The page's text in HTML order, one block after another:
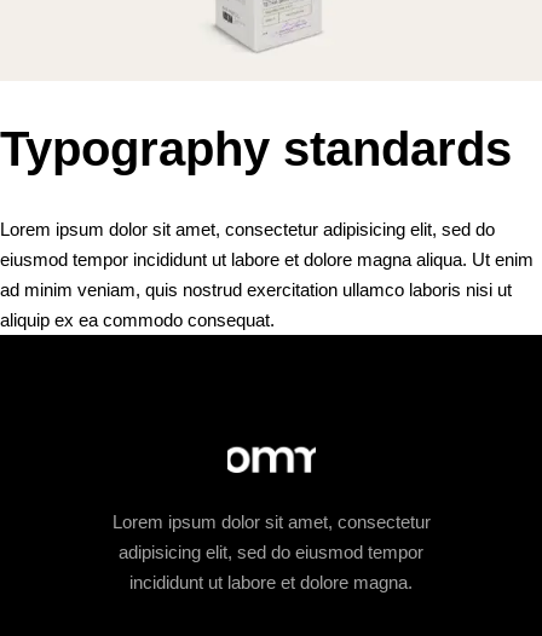
Typography standards
Lorem ipsum dolor sit amet, consectetur adipisicing elit, sed do
eiusmod tempor incididunt ut labore et dolore magna aliqua. Ut enim
ad minim veniam, quis nostrud exercitation ullamco laboris nisi ut
aliquip ex ea commodo consequat.
Lorem ipsum dolor sit amet, consectetur
adipisicing elit, sed do eiusmod tempor
incididunt ut labore et dolore magna.